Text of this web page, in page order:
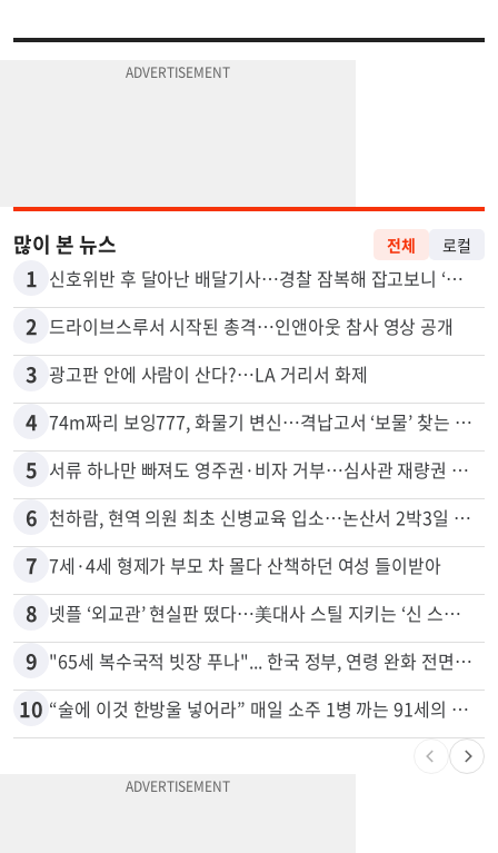
많이 본 뉴스 전체 로컬
1 신호위반 후 달아난 배달기사…경찰 잠복해 잡고보니 ‘반전’
2 드라이브스루서 시작된 총격…인앤아웃 참사 영상 공개
3 광고판 안에 사람이 산다?…LA 거리서 화제
4 74m짜리 보잉777, 화물기 변신…격납고서 ‘보물’ 찾는 인천공항
5 서류 하나만 빠져도 영주권·비자 거부…심사관 재량권 대폭 확대
6 천하람, 현역 의원 최초 신병교육 입소…논산서 2박3일 생활
7 7세·4세 형제가 부모 차 몰다 산책하던 여성 들이받아
8 넷플 ‘외교관’ 현실판 떴다…美대사 스틸 지키는 ‘신 스틸러’
9 "65세 복수국적 빗장 푸나"... 한국 정부, 연령 완화 전면 추진
10 “술에 이것 한방울 넣어라” 매일 소주 1병 까는 91세의 철칙